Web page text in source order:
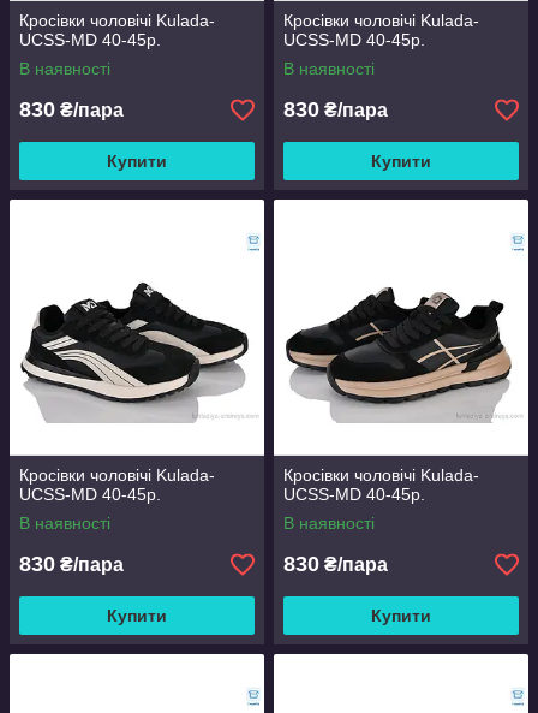
Кросівки чоловічі Kulada-
UCSS-MD 40-45р.
В наявності
830 ₴/пара
Купити
Кросівки чоловічі Kulada-
UCSS-MD 40-45р.
В наявності
830 ₴/пара
Купити
Кросівки чоловічі Kulada-
UCSS-MD 40-45р.
В наявності
830 ₴/пара
Купити
Кросівки чоловічі Kulada-
UCSS-MD 40-45р.
В наявності
830 ₴/пара
Купити